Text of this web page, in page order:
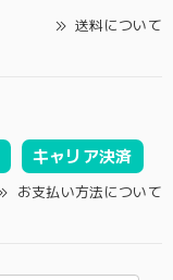
送料について
キャリア決済
お支払い方法について